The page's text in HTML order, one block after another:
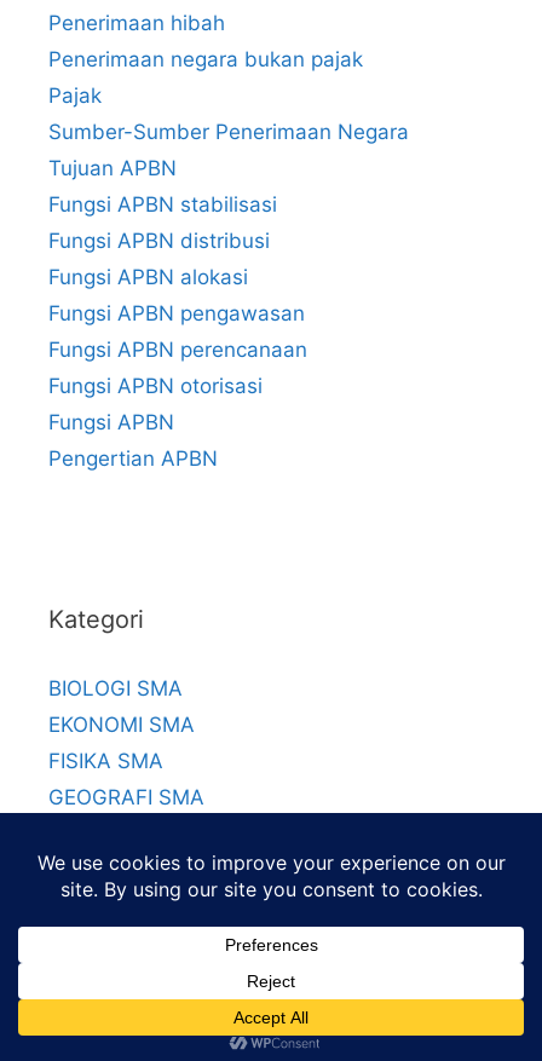
Penerimaan hibah
Penerimaan negara bukan pajak
Pajak
Sumber-Sumber Penerimaan Negara
Tujuan APBN
Fungsi APBN stabilisasi
Fungsi APBN distribusi
Fungsi APBN alokasi
Fungsi APBN pengawasan
Fungsi APBN perencanaan
Fungsi APBN otorisasi
Fungsi APBN
Pengertian APBN
Kategori
BIOLOGI SMA
EKONOMI SMA
FISIKA SMA
GEOGRAFI SMA
MATEMATIKA SMA
© 2026 Gurumuda.Net
Contact|Disclaimer